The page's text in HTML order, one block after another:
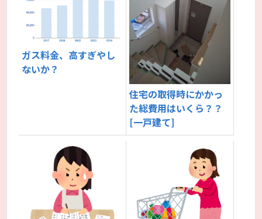
ガス料金、高すぎやし
ないか？
住宅の取得時にかかっ
た総費用はいくら？？
[一戸建て]